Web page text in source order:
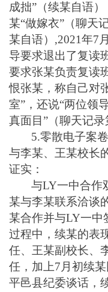
成拙”（续某自语
某“做嫁衣”（聊天
某自语）,2021年7
导要求退出了复读
要求张某负责复读
恨张某，称自己对
室”，还说“两位领
真面目”（聊天记录
5.零散电子案
与李某、王某校长
证实：
与LY一中合作
某与李某联系洽谈
某合作并与LY一中
过程中，续某的表
任、王某副校长、
任，加上7月初续
平邑县纪委谈话，